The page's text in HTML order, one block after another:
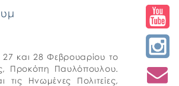
και 28 Φεβρουαρίου το
Προκόπη Παυλόπουλου.
Ηνωμένες Πολιτείες,